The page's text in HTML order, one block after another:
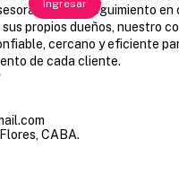
Ingresary seguimiento en
propios dueños, nuestro
cercano y eficiente
de cada cliente.
CABA.